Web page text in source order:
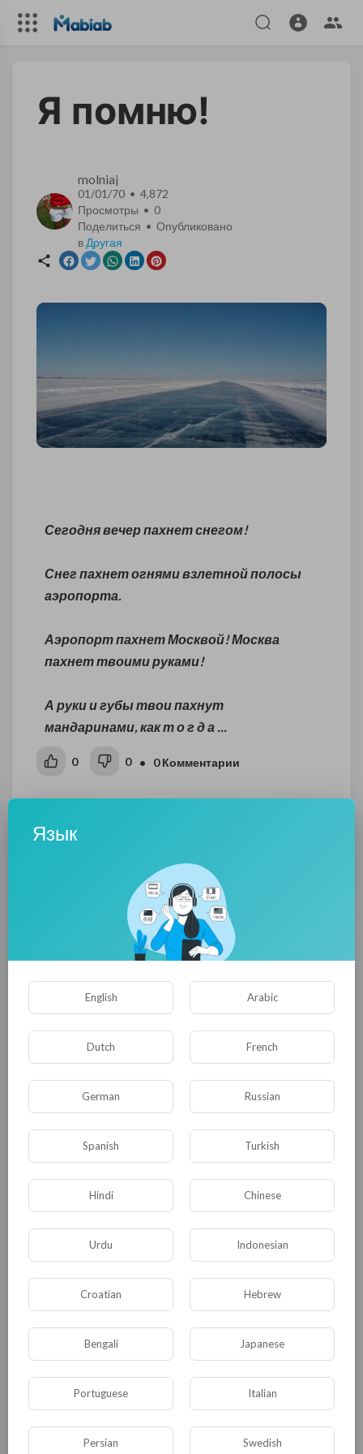
Я помню!
molniaj
01/01/70 • 4,872
Просмотры • 0
Поделиться • Опубликовано
в Другая
Сегодня вечер пахнет снегом!
Снег пахнет огнями взлетной полосы
аэропорта.
Аэропорт пахнет Москвой! Москва
пахнет твоими руками!
А руки и губы твои пахнут
мандаринами, как т о г д а ...
0 0 • 0 Комментарии
Комментариев нет
КАТЕГОРИИ
Общая Политика В мире
Общество Происшествия События
Развлечение
Новости и политика Криминал
Культура Флора и фауна ЖКХ
История Юмор
Экология
Другая
Язык
English Arabic
Dutch French
German Russian
Spanish Turkish
Hindi Chinese
Urdu Indonesian
Croatian Hebrew
Bengali Japanese
Portuguese Italian
Persian Swedish